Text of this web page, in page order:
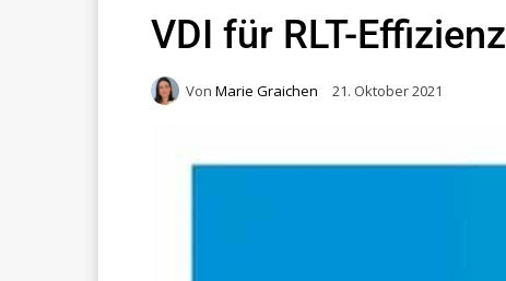
VDI für RLT-Effizienz
Von Marie Graichen 21. Oktober 2021